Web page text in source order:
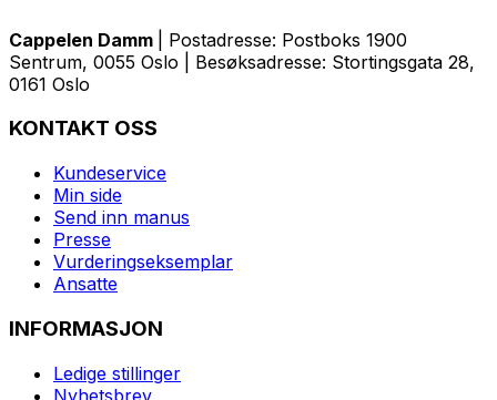
Cappelen Damm
| Postadresse: Postboks 1900
Sentrum, 0055 Oslo | Besøksadresse: Stortingsgata 28,
0161 Oslo
KONTAKT OSS
Kundeservice
Min side
Send inn manus
Presse
Vurderingseksemplar
Ansatte
INFORMASJON
Ledige stillinger
Nyhetsbrev